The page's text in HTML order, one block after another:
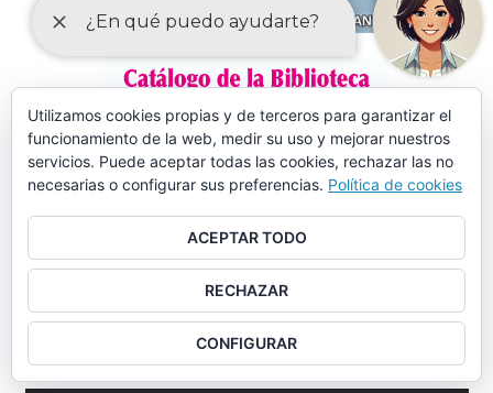
Utilizamos cookies propias y de terceros para garantizar el
funcionamiento de la web, medir su uso y mejorar nuestros
servicios. Puede aceptar todas las cookies, rechazar las no
necesarias o configurar sus preferencias. Política de cookies
ACEPTAR TODO
RECHAZAR
CONFIGURAR